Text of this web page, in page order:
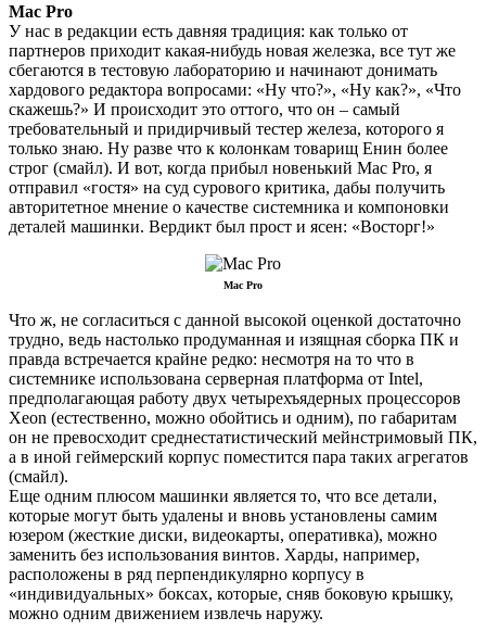
Mac Pro
У нас в редакции есть давняя традиция: как только от
партнеров приходит какая-нибудь новая железка, все тут же
сбегаются в тестовую лабораторию и начинают донимать
хардового редактора вопросами: «Ну что?», «Ну как?», «Что
скажешь?» И происходит это оттого, что он – самый
требовательный и придирчивый тестер железа, которого я
только знаю. Ну разве что к колонкам товарищ Енин более
строг (смайл). И вот, когда прибыл новенький Mac Pro, я
отправил «гостя» на суд сурового критика, дабы получить
авторитетное мнение о качестве системника и компоновки
деталей машинки. Вердикт был прост и ясен: «Восторг!»
Mac Pro
Что ж, не согласиться с данной высокой оценкой достаточно
трудно, ведь настолько продуманная и изящная сборка ПК и
правда встречается крайне редко: несмотря на то что в
системнике использована серверная платформа от Intel,
предполагающая работу двух четырехъядерных процессоров
Xeon (естественно, можно обойтись и одним), по габаритам
он не превосходит среднестатистический мейнстримовый ПК,
а в иной геймерский корпус поместится пара таких агрегатов
(смайл).
Еще одним плюсом машинки является то, что все детали,
которые могут быть удалены и вновь установлены самим
юзером (жесткие диски, видеокарты, оперативка), можно
заменить без использования винтов. Харды, например,
расположены в ряд перпендикулярно корпусу в
«индивидуальных» боксах, которые, сняв боковую крышку,
можно одним движением извлечь наружу.